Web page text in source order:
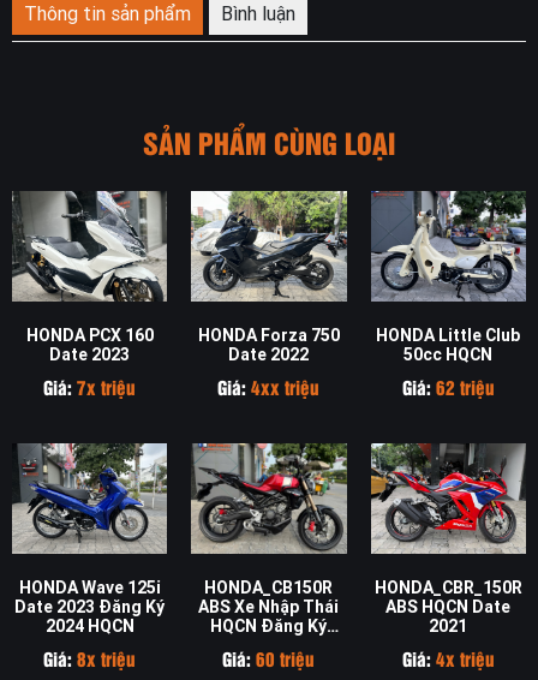
Thông tin sản phẩm Bình luận
SẢN PHẨM CÙNG LOẠI
HONDA PCX 160
Date 2023
Giá:7x triệu
HONDA Forza 750
Date 2022
Giá:4xx triệu
HONDA Little Club
50cc HQCN
Giá:62 triệu
HONDA Wave 125i
Date 2023 Đăng Ký
2024 HQCN
Giá:8x triệu
HONDA_CB150R
ABS Xe Nhập Thái
HQCN Đăng Ký
Giá:60 triệu
HONDA_CBR_150R
ABS HQCN Date
2021
Giá:4x triệu